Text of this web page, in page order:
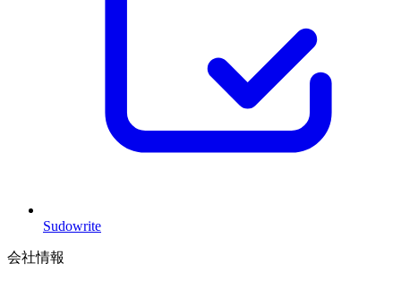
Sudowrite
会社情報